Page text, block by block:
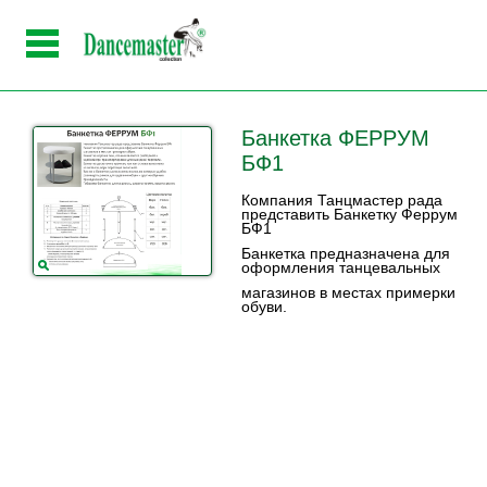
Банкетка ФЕРРУМ
БФ1
Компания Танцмастер рада
представить Банкетку Феррум
БФ1
Банкетка предназначена для
оформления танцевальных
магазинов в местах примерки
обуви.